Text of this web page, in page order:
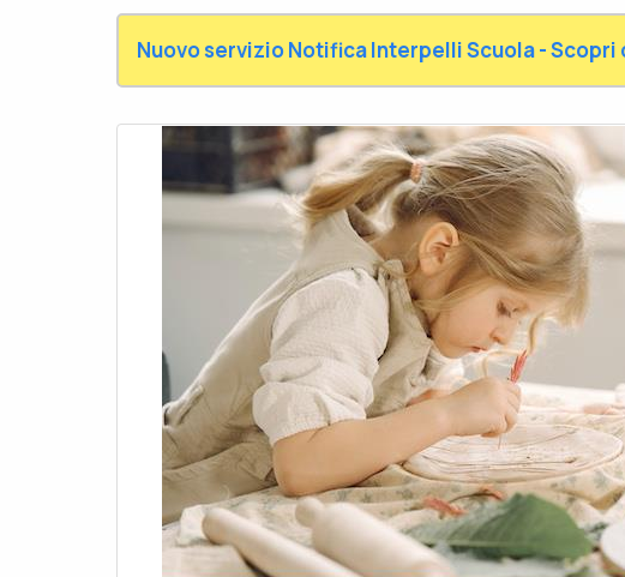
Nuovo servizio Notifica Interpelli Scuola - Scopri